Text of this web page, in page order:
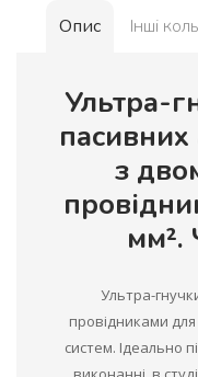
Опис Інші
Ультра-
пасивних
з
мм².
Ультра-
провідниками
систем. Ідеально